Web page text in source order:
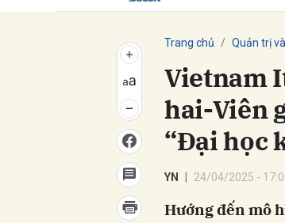
Trang chủ Quản trị
Vietnam
hai-Viên
“Đại học
YN 24/04/2025 -
Hướng đến mô